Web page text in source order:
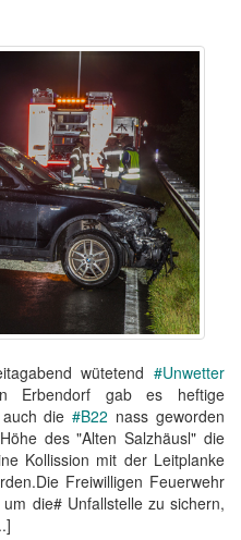
wütetend #Unwetter
Erbendorf gab es heftige
auch die#B22 nass geworden
des "Alten Salzhäusl" die
Kollission mit der Leitplanke
Freiwilligen Feuerwehr
die# Unfallstelle zu sichern,